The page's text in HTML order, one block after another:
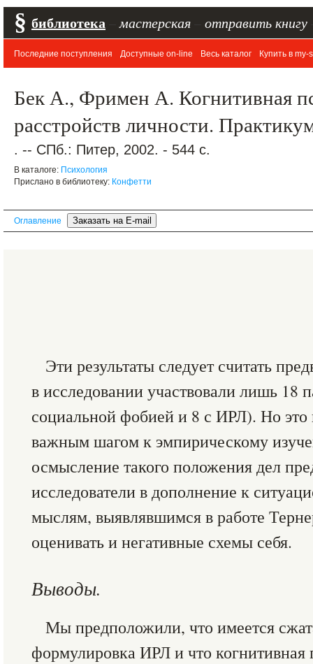
§ библиотека мастерская отправить книгу
Последние поступления Доступные on-line Весь каталог Купить в my-
Бек А., Фримен А. Когнитивная
расстройств личности.
. -- СПб.: Питер, 2002. - 544 с.
В каталоге: Психология
Прислано в библиотеку: Конфетти
Оглавление
Эти результаты следует считать
в исследовании участвовали лишь 18
социальной фобией и 8 с ИРЛ). Но это
важным шагом к эмпирическому
осмысление такого положения дел
исследователи в дополнение к
мыслям, выявлявшимся в работе
оценивать и негативные схемы себя.
Выводы.
Мы предположили, что имеется
формулировка ИРЛ и что когнитивная